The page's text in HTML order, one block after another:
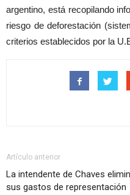
argentino, está recopilando
riesgo de deforestación
criterios establecidos por la
Artículo anterior
La intendente de Chaves
sus gastos de representación